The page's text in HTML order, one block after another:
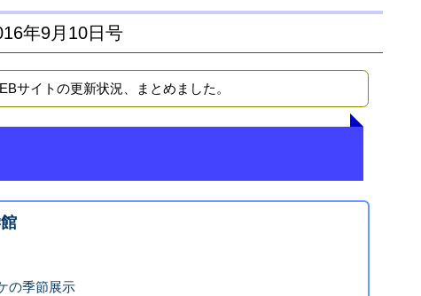
年9月10日号
サイトの更新状況、まとめました。
の季節展示